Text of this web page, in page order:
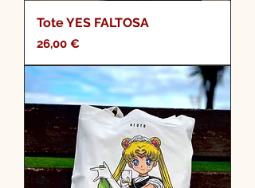
Tote YES FALTOSA
Precio
26,00 €